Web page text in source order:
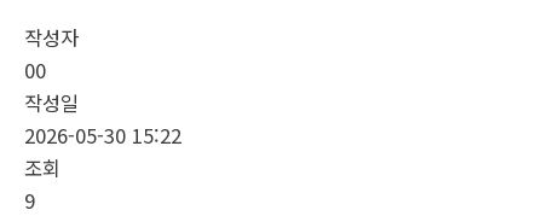
작성자
00
작성일
2026-05-30 15:22
조회
9